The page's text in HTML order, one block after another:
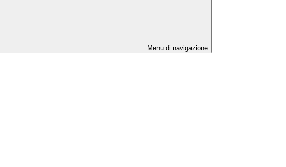
Menu di navigazione